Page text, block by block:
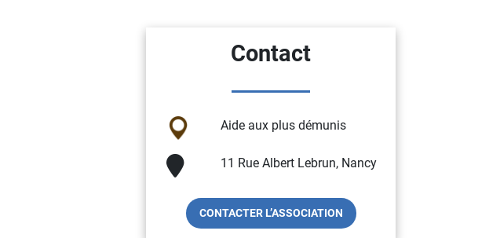
Contact
Aide aux plus démunis
11 Rue Albert Lebrun, Nancy
CONTACTER L’ASSOCIATION